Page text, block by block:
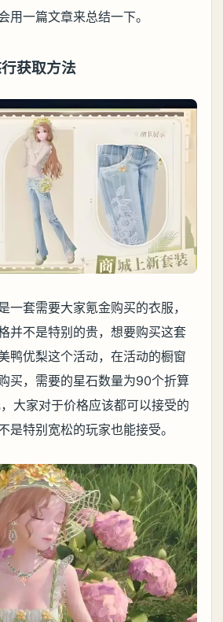
用一篇文章来总结一下。
获取方法
一套需要大家氪金购买的衣服，
并不是特别的贵，想要购买这套
鸭优梨这个活动，在活动的橱窗
买，需要的星石数量为90个折算
大家对于价格应该都可以接受的
是特别宽松的玩家也能接受。